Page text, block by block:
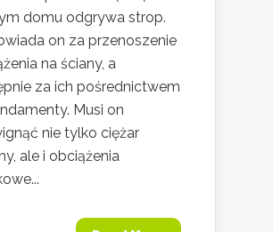
domu odgrywa strop.
on za przenoszenie
na ściany, a
za ich pośrednictwem
Musi on
nie tylko ciężar
ale i obciążenia